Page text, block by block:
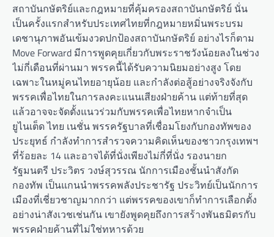
สถาบันกษัตริย์และกฎหมายที่คุ้มครองสถาบันกษัตริย์ นั่น
เป็นครั้งแรกสำหรับประเทศไทยที่กฎหมายหมิ่นพระบรม
เดชานุภาพอันเข้มงวดปกป้องสถาบันกษัตริย์ อย่างไรก็ตาม
Move Forward มีการพูดคุยเกี่ยวกับพระราชวังน้อยลงในช่วง
ไม่กี่เดือนที่ผ่านมา พรรคนี้ได้รับความนิยมอย่างสูง โดย
เฉพาะในหมู่คนไทยอายุน้อย และกำลังต่อสู้อย่างจริงจังกับ
พรรคเพื่อไทยในการลงคะแนนเสียงฝ่ายค้าน แต่ท้ายที่สุด
แล้วอาจจะจัดตั้งแนวร่วมกับพรรคเพื่อไทยหากจำเป็น
ยูไนเต็ด ไทย เนชั่น พรรครัฐบาลที่เชื่อมโยงกับกองทัพของ
ประยุทธ์ กำลังทำการสำรวจความคิดเห็นของชาวกรุงเทพฯ
ที่ร้อยละ 14 และอาจได้ที่นั่งเพียงไม่กี่ที่นั่ง รองนายก
รัฐมนตรี ประวิตร วงษ์สุวรรณ นักการเมืองชั้นนำสังกัด
กองทัพ เป็นแกนนำพรรคพลังประชารัฐ ประวิทย์เป็นนักการ
เมืองที่เชี่ยวชาญมากกว่า แต่พรรคของเขาก็ทำการเลือกตั้ง
อย่างน่าสังเวชเช่นกัน เขายังพูดคุยถึงการสร้างพันธมิตรกับ
พรรคฝ่ายค้านที่ไม่ใช่ทหารด้วย